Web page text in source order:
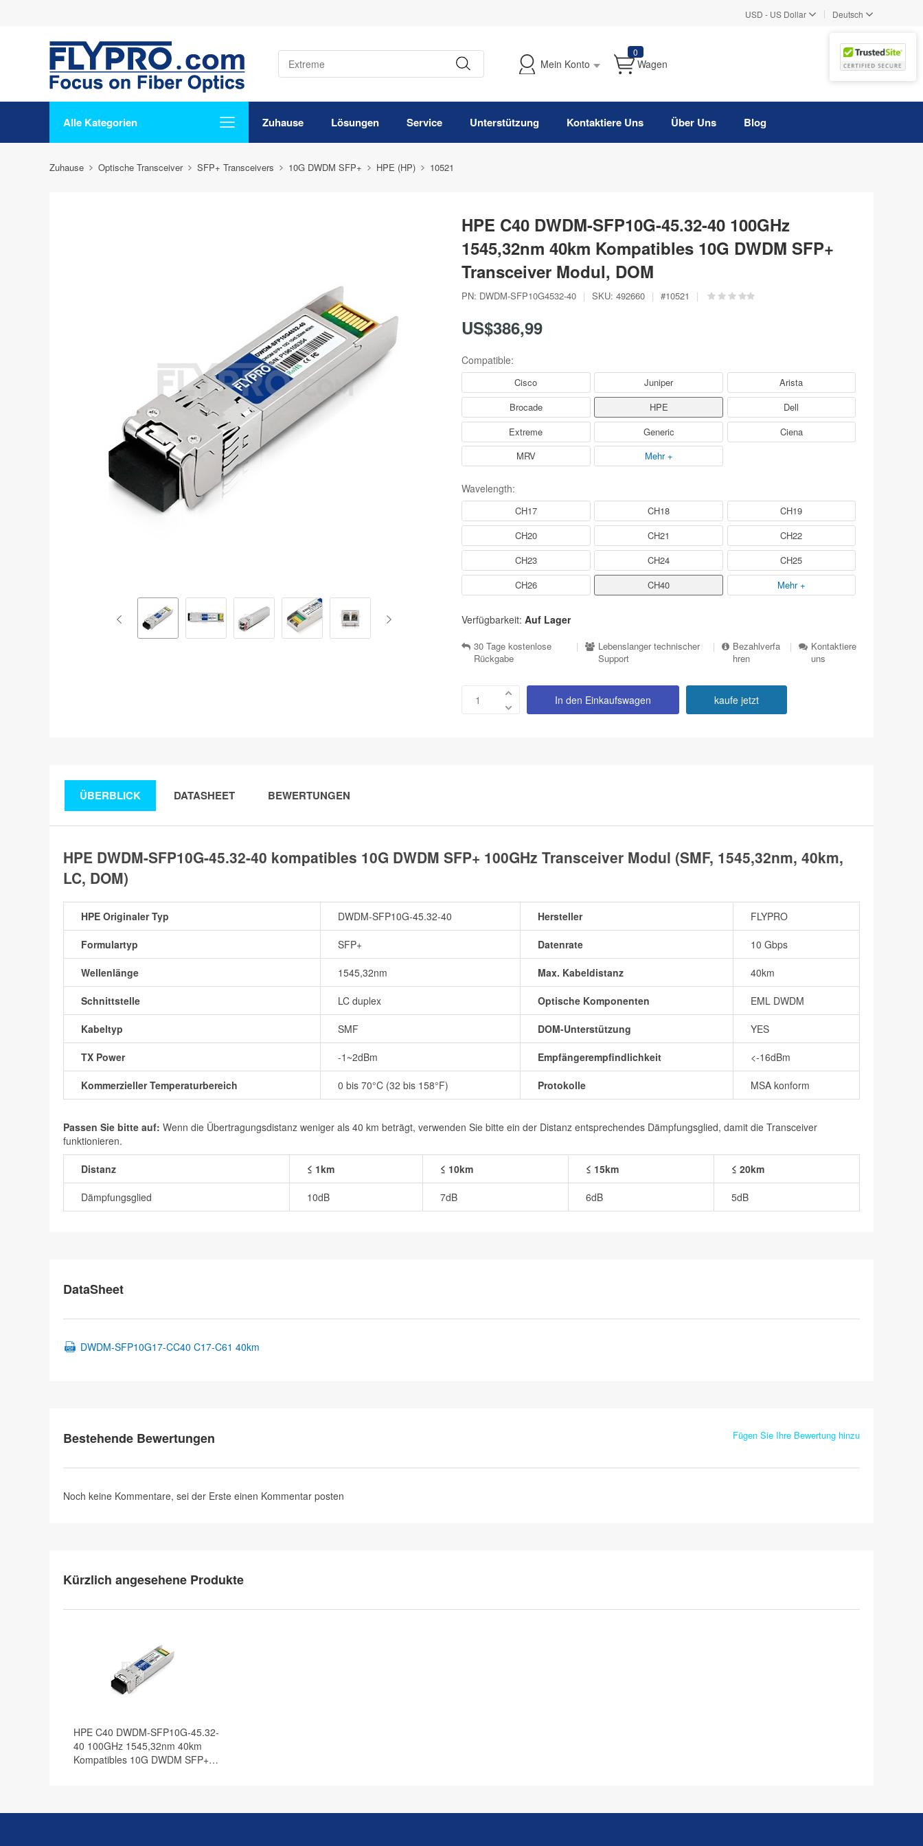
USD - US Dollar | Deutsch
Mein Konto
0
Wagen
Alle Kategorien Zuhause Lösungen Service Unterstützung Kontaktiere Uns Über Uns Blog
Zuhause Optische Transceiver SFP+ Transceivers 10G DWDM SFP+ HPE (HP) 10521
HPE C40 DWDM-SFP10G-45.32-40 100GHz
1545,32nm 40km Kompatibles 10G DWDM SFP+
Transceiver Modul, DOM
PN: DWDM-SFP10G4532-40 | SKU: 492660 | #10521 |
US$386,99
Compatible:
Cisco Juniper
Arista
Brocade
HPE
Dell
Extreme
Generic
Ciena
MRV
Mehr +
Wavelength:
CH17 CH18
CH19
CH20
CH21
CH22
CH23
CH24
CH25
CH26
CH40 Mehr +
Verfügbarkeit: Auf Lager
30 Tage kostenlose
Rückgabe
|
Lebenslanger technischer
Support
|
Bezahlverfa
hren
|
Kontaktiere
uns
In den Einkaufswagen kaufe jetzt
ÜBERBLICK DATASHEET BEWERTUNGEN
HPE DWDM-SFP10G-45.32-40 kompatibles 10G DWDM SFP+ 100GHz Transceiver Modul (SMF, 1545,32nm, 40km,
LC, DOM)
HPE Originaler Typ DWDM-SFP10G-45.32-40 Hersteller FLYPRO
Formulartyp SFP+ Datenrate 10 Gbps
Wellenlänge 1545,32nm Max. Kabeldistanz 40km
Schnittstelle LC duplex Optische Komponenten EML DWDM
Kabeltyp SMF DOM-Unterstützung YES
TX Power -1~2dBm Empfängerempfindlichkeit <-16dBm
Kommerzieller Temperaturbereich 0 bis 70°C (32 bis 158°F) Protokolle MSA konform
Passen Sie bitte auf: Wenn die Übertragungsdistanz weniger als 40 km beträgt, verwenden Sie bitte ein der Distanz entsprechendes Dämpfungsglied, damit die Transceiver
funktionieren.
Distanz ≤ 1km ≤ 10km ≤ 15km ≤ 20km
Dämpfungsglied 10dB 7dB 6dB 5dB
DataSheet
DWDM-SFP10G17-CC40 C17-C61 40km
Bestehende Bewertungen Fügen Sie Ihre Bewertung hinzu
Noch keine Kommentare, sei der Erste einen Kommentar posten
Kürzlich angesehene Produkte
HPE C40 DWDM-SFP10G-45.32-
40 100GHz 1545,32nm 40km
Kompatibles 10G DWDM SFP+